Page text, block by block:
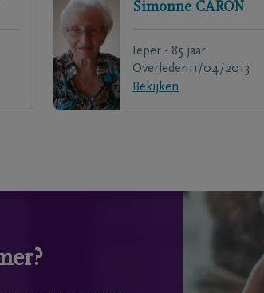
Simonne CARON
Ieper - 85 jaar
Overleden11/04/2013
Bekijken